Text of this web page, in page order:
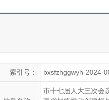
索引号： bxsfzhggwyh-2024-
市十七届人大三次会